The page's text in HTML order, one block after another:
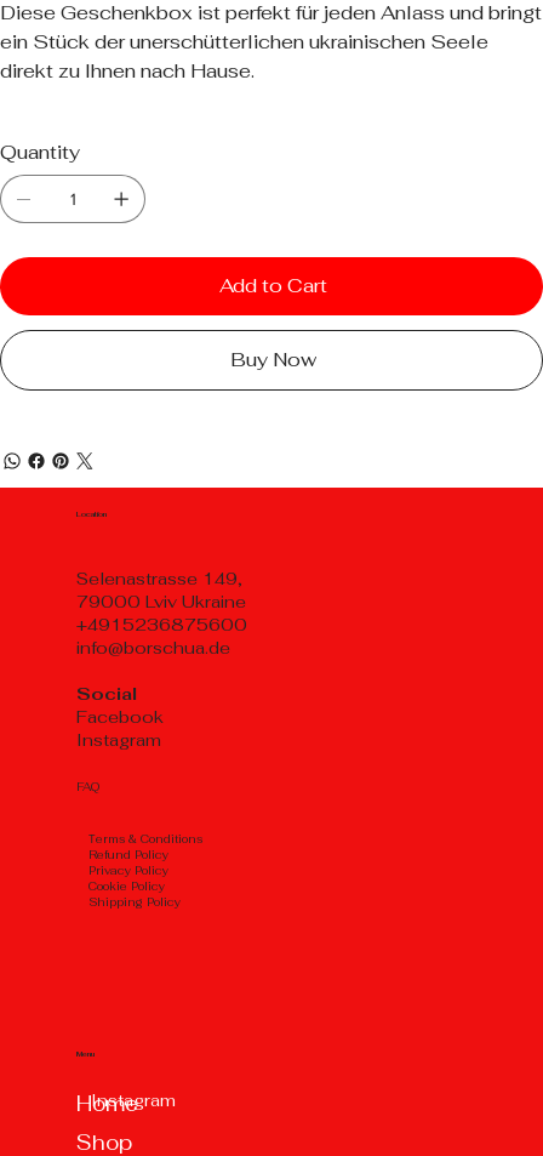
Diese Geschenkbox ist perfekt für jeden Anlass und bringt
ein Stück der unerschütterlichen ukrainischen Seele
direkt zu Ihnen nach Hause.
Quantity
Add to Cart
Buy Now
Location
Selenastrasse 149,
79000 Lviv Ukraine
+4915236875600
info@borschua.de
Social
Facebook
Instagram
Menu
Home
Shop
FAQ
Тerms & Conditions
Refund Policy
Privacy Policy
Cookie Policy
Shipping Policy
Instagram